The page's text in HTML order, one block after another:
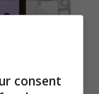
consent